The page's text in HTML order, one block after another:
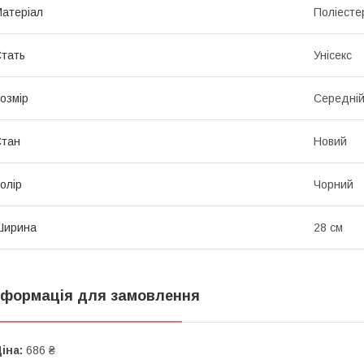
Унісекс
Середній
Новий
Чорний
28 см
для замовлення
686 ₴